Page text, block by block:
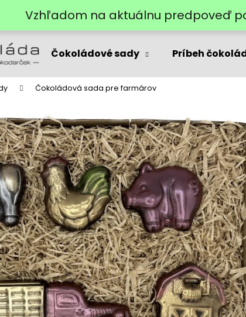
Vzhľadom na aktuálnu predpoveď
Čokoládové sady Príbeh
Čokoládová sada pre farmárov
Čo